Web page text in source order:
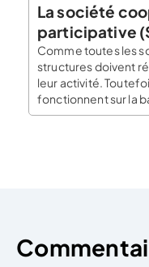
La société
participative
Comme toutes les
structures doivent
leur activité.
fonctionnent sur la
démocratique (le